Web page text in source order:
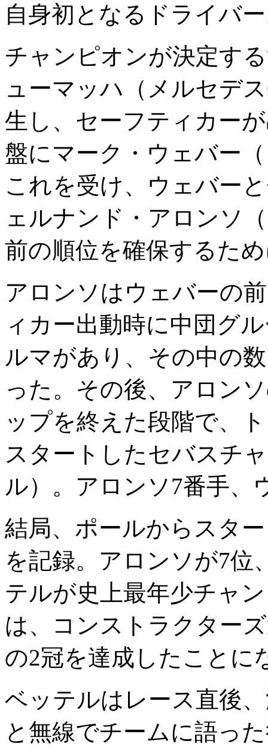
自身初となるドライバ
チャンピオンが決定す
ューマッハ（メルセデ
生し、セーフティカー
盤にマーク・ウェバー
これを受け、ウェバー
ェルナンド・アロンソ
前の順位を確保するた
アロンソはウェバーの
ィカー出動時に中団グ
ルマがあり、その中の
った。その後、アロン
ップを終えた段階で、
スタートしたセバスチ
ル）。アロンソ7番手、
結局、ポールからスタ
を記録。アロンソが7位
テルが史上最年少チャ
は、コンストラクター
の2冠を達成したことに
ベッテルはレース直後
と無線でチームに語っ